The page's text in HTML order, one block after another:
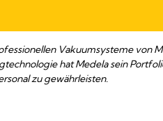
Vakuumsysteme von
hat Medela sein
zu gewährleisten.